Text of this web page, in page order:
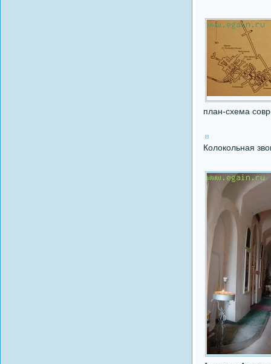
план-схема
Колокольная